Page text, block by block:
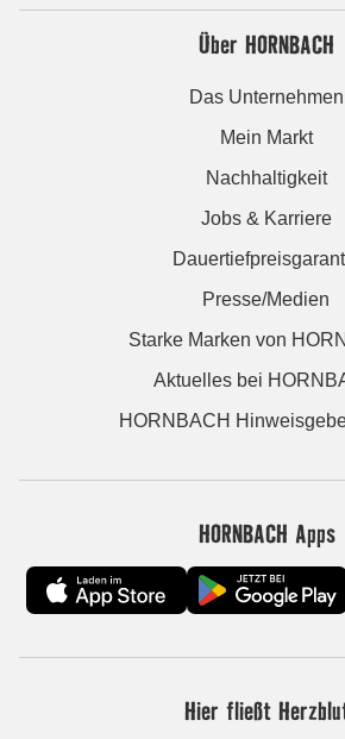
Über HORNBACH
Das Unternehmen
Mein Markt
Nachhaltigkeit
Jobs & Karriere
Presse/Medien
Starke Marken von
Aktuelles bei
HORNBACH
HORNBACH Apps
Hier fließt